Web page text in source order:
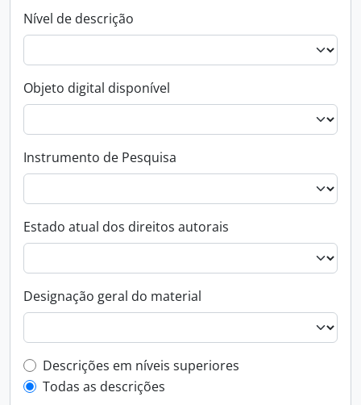
Nível de descrição
Objeto digital disponível
Instrumento de Pesquisa
Estado atual dos direitos autorais
Designação geral do material
Filtro de descrição de nível superior
Descrições em níveis superiores
Todas as descrições